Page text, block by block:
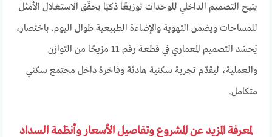
يتيح التصميم الداخلي للوحدات توزيعًا ذكيًا يحقّق الاستغلال الأمثل
للمساحات ويضمن التهوية والإضاءة الطبيعية طوال اليوم. باختصار،
يُجسّد التصميم المعماري في قطعة رقم 11 مزيجًا من التوازن
والعملية، ليقدّم تجربة سكنية هادئة وفاخرة داخل مجتمع سكني
متكامل.
لمعرفة المزيد عن المشروع وتفاصيل الأسعار وأنظمة السداد